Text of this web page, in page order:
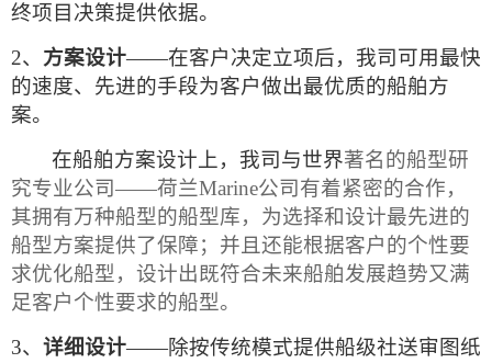
终项目决策提供依据。
2、 方案设计——在客户决定立项后，我司可用最快
的速度、先进的手段为客户做出最优质的船舶方
案。
在船舶方案设计上，我司与世界著名的船型研
究专业公司——荷兰Marine公司有着紧密的合作，
其拥有万种船型的船型库，为选择和设计最先进的
船型方案提供了保障；并且还能根据客户的个性要
求优化船型，设计出既符合未来船舶发展趋势又满
足客户个性要求的船型。
3、 详细设计——除按传统模式提供船级社送审图纸